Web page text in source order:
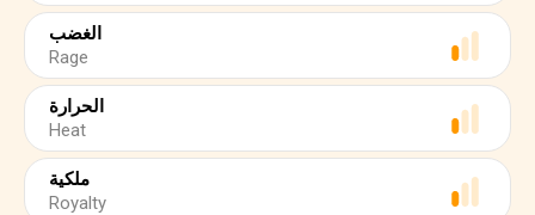
الغضب
Rage
الحرارة
Heat
ملكية
Royalty